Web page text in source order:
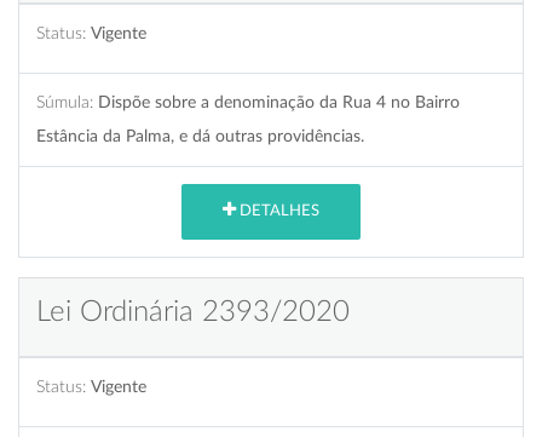
Status: Vigente
Súmula: Dispõe sobre a denominação da Rua 4 no Bairro
Estância da Palma, e dá outras providências.
DETALHES
Lei Ordinária 2393/2020
Status: Vigente